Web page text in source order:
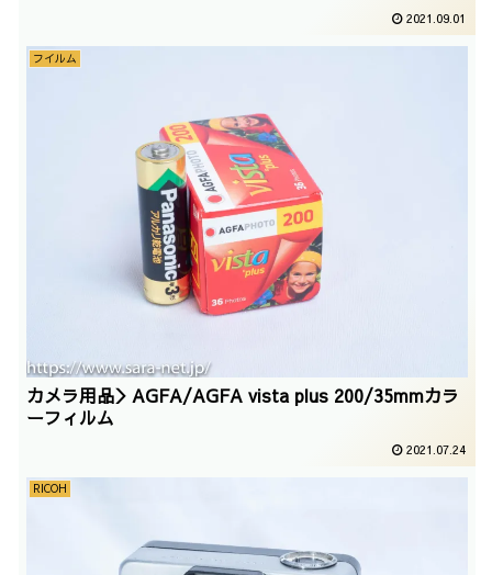
2021.09.01
フイルム
カメラ用品＞AGFA/AGFA vista plus 200/35mmカラ
ーフィルム
2021.07.24
RICOH